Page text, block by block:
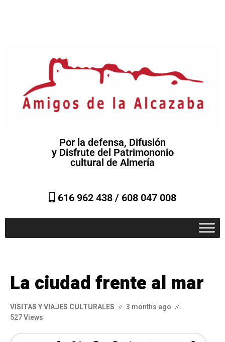
Por la defensa, Difusión
y Disfrute del Patrimononio
cultural de Almería
616 962 438 / 608 047 008
La ciudad frente al mar
VISITAS Y VIAJES CULTURALES
3 months ago
527 Views